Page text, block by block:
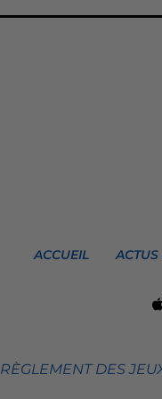
ACCUEIL ACTUS
RÈGLEMENT DES